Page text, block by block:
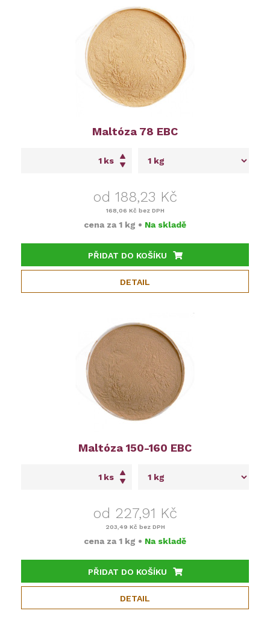
Maltóza 78 EBC
ks
od 188,23 Kč
168,06 Kč bez DPH
cena za 1 kg • Na skladě
PŘIDAT DO KOŠÍKU
DETAIL
Maltóza 150-160 EBC
ks
od 227,91 Kč
203,49 Kč bez DPH
cena za 1 kg • Na skladě
PŘIDAT DO KOŠÍKU
DETAIL